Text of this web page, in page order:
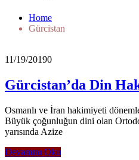
Home
Gürcistan
11/19/20190
Gürcistan’da Din
Osmanlı ve İran hakimiyeti
Büyük çoğunluğun dini olan
yarısında Azize
Devamını Oku